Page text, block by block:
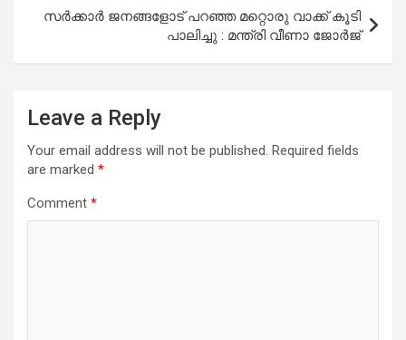
സര്‍ക്കാര്‍ ജനങ്ങളോട് പറഞ്ഞ മറ്റൊരു വാക്ക് കൂടി
പാലിച്ചു : മന്ത്രി വീണാ ജോര്‍ജ്
Leave a Reply
Your email address will not be published. Required fields
are marked *
Comment *